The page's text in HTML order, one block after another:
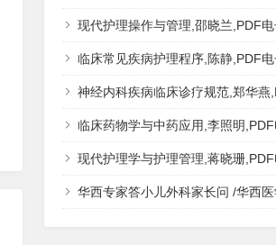
现代护理操作与管理,邵晓兰,PDF电子书下载
临床常见疾病护理程序,陈静,PDF电子书下载
神经内科疾病临床诊疗规范,郑华燕,PDF电子书下载
临床药物学与中药应用,李照明,PDF电子书下载
现代护理学与护理管理,蒋晓珊,PDF电子书下载
华西专家答小儿外科家长问 /华西医学大系?医学科普,PDF电